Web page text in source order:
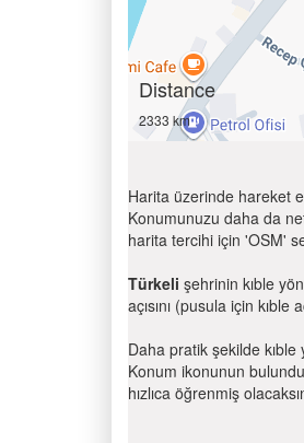
Distance
2333 km
Harita üzerinde hareket
Konumunuzu daha da
harita tercihi için 'OSM'
Türkeli şehrinin kıble
açısını (pusula için kıble
Daha pratik şekilde
Konum ikonunun
hızlıca öğrenmiş